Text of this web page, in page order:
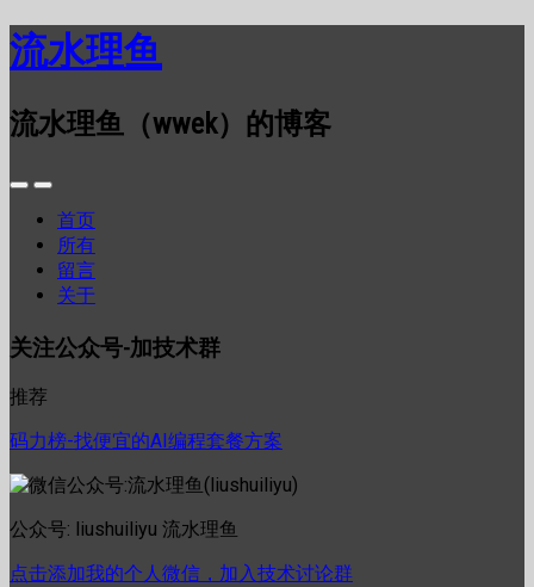
流水理鱼
流水理鱼（wwek）的博客
首页
所有
留言
关于
关注公众号-加技术群
推荐
码力榜-找便宜的AI编程套餐方案
公众号: liushuiliyu 流水理鱼
点击添加我的个人微信，加入技术讨论群